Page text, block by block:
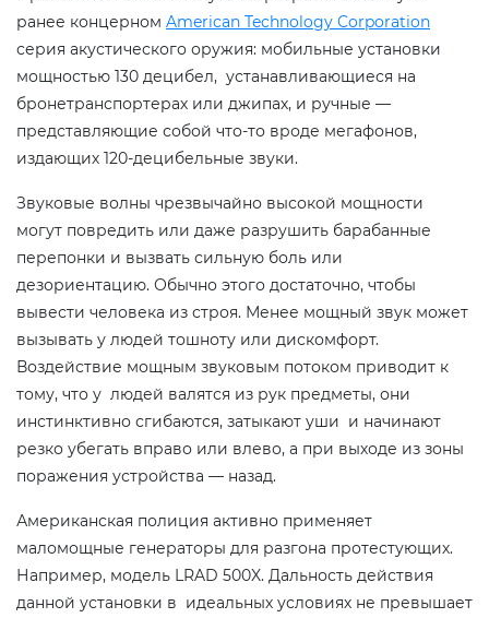
ранее концерном American Technology Corporation
серия акустического оружия: мобильные установки
мощностью 130 децибел, устанавливающиеся на
бронетранспортерах или джипах, и ручные —
представляющие собой что-то вроде мегафонов,
издающих 120-децибельные звуки.
Звуковые волны чрезвычайно высокой мощности
могут повредить или даже разрушить барабанные
перепонки и вызвать сильную боль или
дезориентацию. Обычно этого достаточно, чтобы
вывести человека из строя. Менее мощный звук может
вызывать у людей тошноту или дискомфорт.
Воздействие мощным звуковым потоком приводит к
тому, что у людей валятся из рук предметы, они
инстинктивно сгибаются, затыкают уши и начинают
резко убегать вправо или влево, а при выходе из зоны
поражения устройства — назад.
Американская полиция активно применяет
маломощные генераторы для разгона протестующих.
Например, модель LRAD 500X. Дальность действия
данной установки в идеальных условиях не превышает